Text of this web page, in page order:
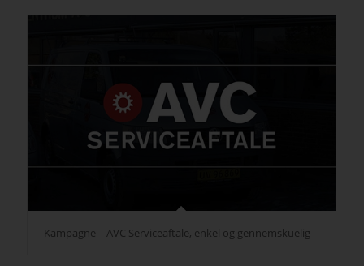
Kampagne – AVC Serviceaftale, enkel og gennemskuelig